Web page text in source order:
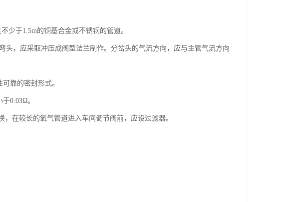
少于1.5m的铜基合金或不锈钢的管道。
头，应采取冲压成阀型法兰制作。分岔头的气流方向，应与主管气流方向
靠的密封形式。
0.03Ω。
在较长的氧气管道进入车间调节阀前，应设过滤器。